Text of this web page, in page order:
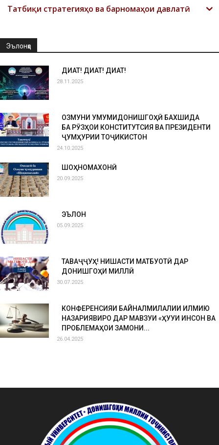
Татбиқи стратегияҳо ва барномаҳои давлатӣ
Эълонҳо
ДИҚҚАТ! ДИҚҚАТ! ДИҚҚАТ!
28.11.2025
ОЗМУНИ УМУМИДОНИШГОҲӢ БАХШИДА
БА РӮЗҲОИ КОНСТИТУТСИЯ ВА ПРЕЗИДЕНТИ
ҶУМҲУРИИ ТОҶИКИСТОН
24.10.2025
ШОҲНОМАХОНӢ
20.09.2025
ЭЪЛОН
05.09.2025
ТАВАҶҶУҲ! НИШАСТИ МАТБУОТӢ ДАР
ДОНИШГОҲИ МИЛЛӢ
30.07.2025
КОНФЕРЕНСИЯИ БАЙНАЛМИЛАЛИИ ИЛМИЮ
НАЗАРИЯВИРО ДАР МАВЗУИ «ҲУҚУҚИ ИНСОН ВА
ПРОБЛЕМАҲОИ ЗАМОНИ...
26.04.2025